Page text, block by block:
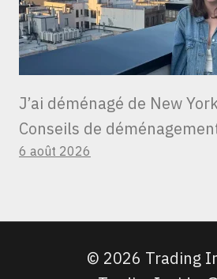
J’ai déménagé de New
Conseils de
6 août 2026
© 2026 Trading